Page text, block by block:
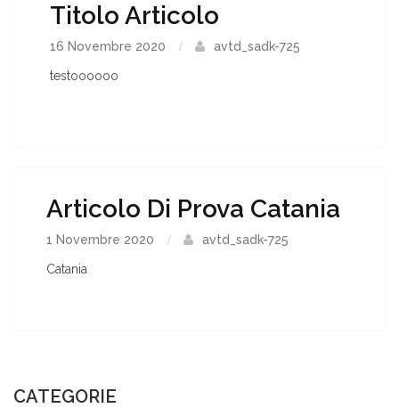
Titolo Articolo
16 Novembre 2020 avtd_sadk-725
testoooooo
Articolo Di Prova Catania
1 Novembre 2020 avtd_sadk-725
Catania
CATEGORIE